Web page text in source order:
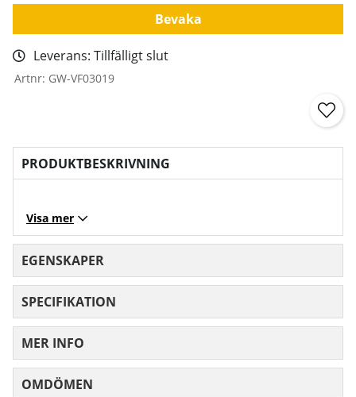
Bevaka
Leverans: Tillfälligt slut
Artnr: GW-VF03019
PRODUKTBESKRIVNING
Visa mer
EGENSKAPER
SPECIFIKATION
MER INFO
OMDÖMEN